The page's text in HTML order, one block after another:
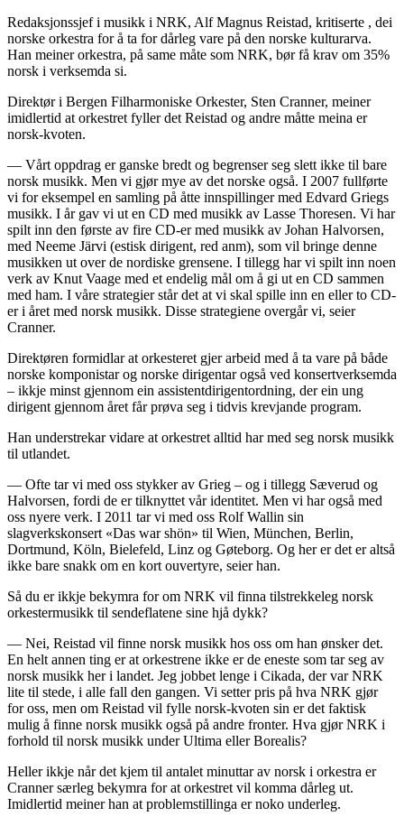
Redaksjonssjef i musikk i NRK, Alf Magnus Reistad, kritiserte , dei
norske orkestra for å ta for dårleg vare på den norske kulturarva.
Han meiner orkestra, på same måte som NRK, bør få krav om 35%
norsk i verksemda si.
Direktør i Bergen Filharmoniske Orkester, Sten Cranner, meiner
imidlertid at orkestret fyller det Reistad og andre måtte meina er
norsk-kvoten.
— Vårt oppdrag er ganske bredt og begrenser seg slett ikke til bare
norsk musikk. Men vi gjør mye av det norske også. I 2007 fullførte
vi for eksempel en samling på åtte innspillinger med Edvard Griegs
musikk. I år gav vi ut en CD med musikk av Lasse Thoresen. Vi har
spilt inn den første av fire CD-er med musikk av Johan Halvorsen,
med Neeme Järvi (estisk dirigent, red anm), som vil bringe denne
musikken ut over de nordiske grensene. I tillegg har vi spilt inn noen
verk av Knut Vaage med et endelig mål om å gi ut en CD sammen
med ham. I våre strategier står det at vi skal spille inn en eller to CD-
er i året med norsk musikk. Disse strategiene overgår vi, seier
Cranner.
Direktøren formidlar at orkesteret gjer arbeid med å ta vare på både
norske komponistar og norske dirigentar også ved konsertverksemda
– ikkje minst gjennom ein assistentdirigentordning, der ein ung
dirigent gjennom året får prøva seg i tidvis krevjande program.
Han understrekar vidare at orkestret alltid har med seg norsk musikk
til utlandet.
— Ofte tar vi med oss stykker av Grieg – og i tillegg Sæverud og
Halvorsen, fordi de er tilknyttet vår identitet. Men vi har også med
oss nyere verk. I 2011 tar vi med oss Rolf Wallin sin
slagverkskonsert «Das war shön» til Wien, München, Berlin,
Dortmund, Köln, Bielefeld, Linz og Gøteborg. Og her er det er altså
ikke bare snakk om en kort ouvertyre, seier han.
Så du er ikkje bekymra for om NRK vil finna tilstrekkeleg norsk
orkestermusikk til sendeflatene sine hjå dykk?
— Nei, Reistad vil finne norsk musikk hos oss om han ønsker det.
En helt annen ting er at orkestrene ikke er de eneste som tar seg av
norsk musikk her i landet. Jeg jobbet lenge i Cikada, der var NRK
lite til stede, i alle fall den gangen. Vi setter pris på hva NRK gjør
for oss, men om Reistad vil fylle norsk-kvoten sin er det faktisk
mulig å finne norsk musikk også på andre fronter. Hva gjør NRK i
forhold til norsk musikk under Ultima eller Borealis?
Heller ikkje når det kjem til antalet minuttar av norsk i orkestra er
Cranner særleg bekymra for at orkestret vil komma dårleg ut.
Imidlertid meiner han at problemstillinga er noko underleg.